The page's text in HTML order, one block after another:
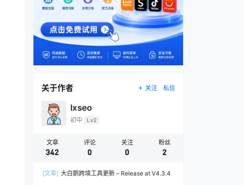
关于作者 关注 私信
lxseo
初中 Lv2
文章
342
评论
0
关注
0
粉丝
2
[文章] 大白鹅跨境工具更新 – Release at V4.3.4